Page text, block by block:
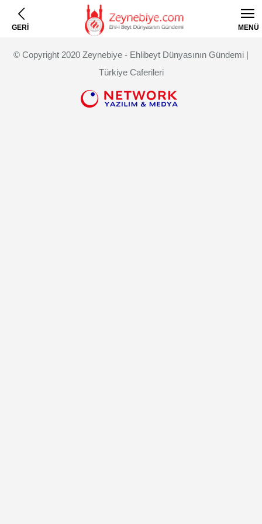
GERİ MENÜ
© Copyright 2020 Zeynebiye - Ehlibeyt Dünyasının Gündemi |
Türkiye Caferileri